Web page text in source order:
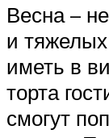
Весна –
и тяжелых
иметь в
торта
смогут